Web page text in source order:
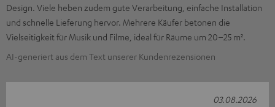
Design. Viele heben zudem gute Verarbeitung, einfache Installation
und schnelle Lieferung hervor. Mehrere Käufer betonen die
Vielseitigkeit für Musik und Filme, ideal für Räume um 20–25 m².
AI-generiert aus dem Text unserer Kundenrezensionen
03.08.2026